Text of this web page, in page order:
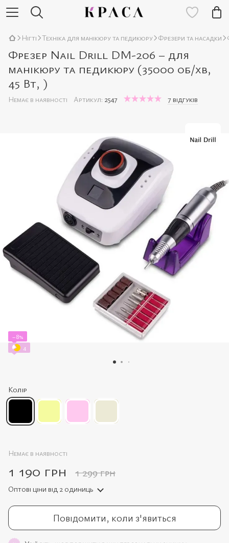
Нігті Техніка для манікюру та педикюру Фрезери та насадки
Фрезер Nail Drill DM-206 – для
манікюру та педикюру (35000 об/хв,
45 Вт, )
Немає в наявності Артикул: 2547 7 відгуків
−8%
4
Колір
Немає в наявності
1 190 грн 1 299 грн
Оптові ціни від 2 одиниць
Повідомити, коли з'явиться